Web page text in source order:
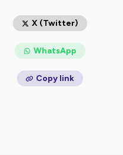
X (Twitter)
WhatsApp
Copy link